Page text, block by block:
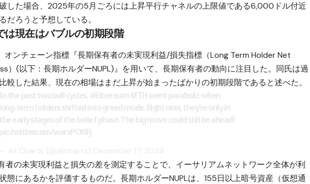
した場合、2025年の5月ごろには上昇平行チャネルの上限値である6,000ドル付近
だろうと予想している。
は現在はバブルの初期段階
オンチェーン指標『長期保有者の未実現利益/損失指標（Long Term Holder Net
）(以下：長期ホルダーNUPL)』を用いて、長期保有者の動向に注目した。同氏は過
較した結果、現在の相場はまだ上昇が始まったばかりの初期段階であると述べた。
者の未実現利益と損失の差を測定することで、イーサリアムネットワーク全体が利
態にあるかを評価するものだ。長期ホルダーNUPLは、155日以上暗号資産（仮想通